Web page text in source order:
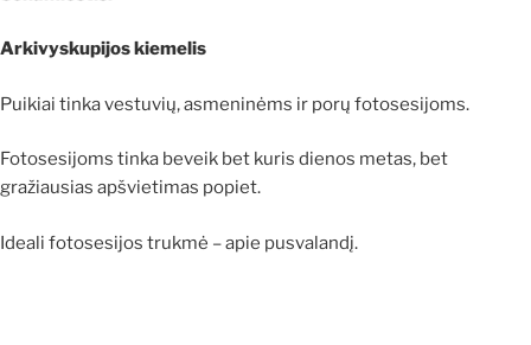
Arkivyskupijos kiemelis
Puikiai tinka vestuvių, asmeninėms ir porų fotosesijoms.
Fotosesijoms tinka beveik bet kuris dienos metas, bet
gražiausias apšvietimas popiet.
Ideali fotosesijos trukmė – apie pusvalandį.